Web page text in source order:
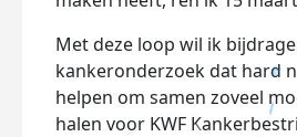
Met deze loop wil ik
kankeronderzoek dat hard
helpen om samen zoveel
halen voor KWF